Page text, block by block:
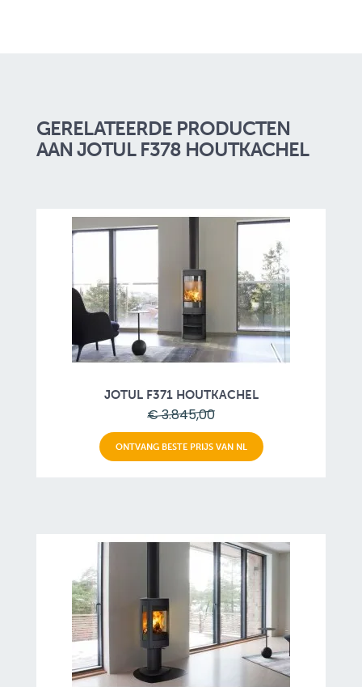
GERELATEERDE PRODUCTEN
AAN JOTUL F378 HOUTKACHEL
JOTUL F371 HOUTKACHEL
€ 3.845,00
ONTVANG BESTE PRIJS VAN NL